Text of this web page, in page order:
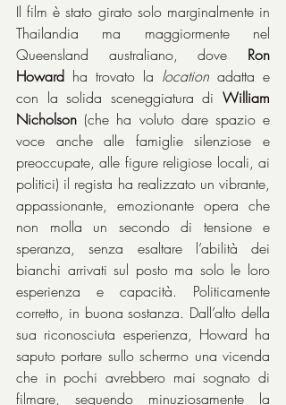
Il film è stato girato solo marginalmente in
Thailandia ma maggiormente nel
Queensland australiano, dove Ron
Howard ha trovato la location adatta e
con la solida sceneggiatura di William
Nicholson (che ha voluto dare spazio e
voce anche alle famiglie silenziose e
preoccupate, alle figure religiose locali, ai
politici) il regista ha realizzato un vibrante,
appassionante, emozionante opera che
non molla un secondo di tensione e
speranza, senza esaltare l’abilità dei
bianchi arrivati sul posto ma solo le loro
esperienza e capacità. Politicamente
corretto, in buona sostanza. Dall’alto della
sua riconosciuta esperienza, Howard ha
saputo portare sullo schermo una vicenda
che in pochi avrebbero mai sognato di
filmare, seguendo minuziosamente la